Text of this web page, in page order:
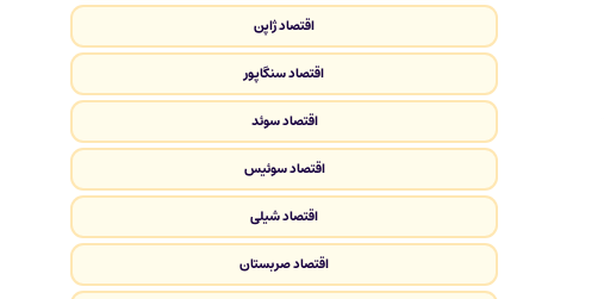
اقتصاد ژاپن
اقتصاد سنگاپور
اقتصاد سوئد
اقتصاد سوئیس
اقتصاد شیلی
اقتصاد صربستان